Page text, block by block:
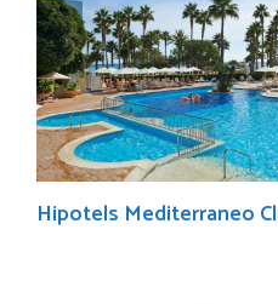
Hipotels Mediterraneo